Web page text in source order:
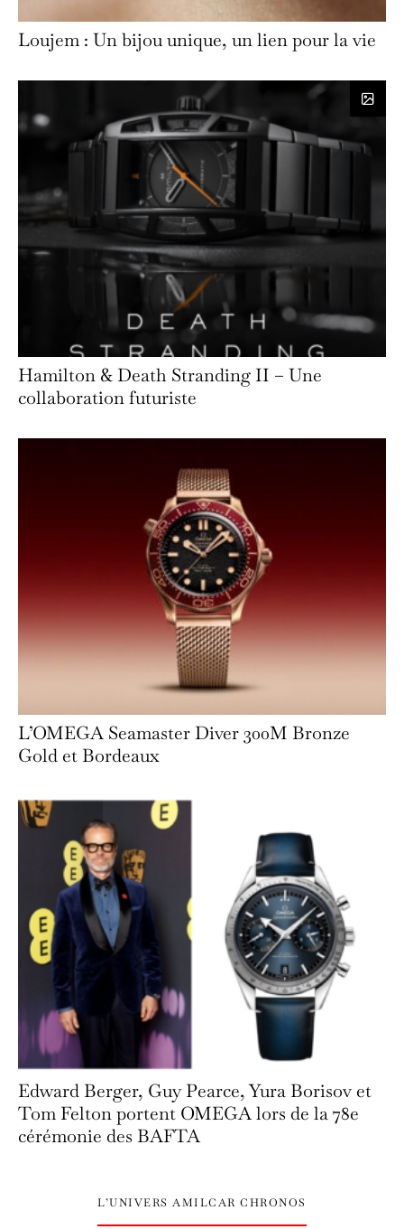
Loujem : Un bijou unique, un lien pour la vie
Hamilton & Death Stranding II – Une
collaboration futuriste
L’OMEGA Seamaster Diver 300M Bronze
Gold et Bordeaux
Edward Berger, Guy Pearce, Yura Borisov et
Tom Felton portent OMEGA lors de la 78e
cérémonie des BAFTA
L’UNIVERS AMILCAR CHRONOS